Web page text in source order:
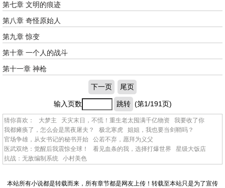
第七章 文明的痕迹
第八章 奇怪原始人
第九章 惊变
第十章 一个人的战斗
第十一章 神枪
下一页 尾页
输入页数 跳转 (第1/191页)
猜你喜欢： 大梦主 天灾末日，不慌！重生老太囤满千亿物资
我要收了你
我都瘫痪了，怎么会是黑夜屠夫？
极北寒虎
姐姐，我也要当剑鞘吗？
官场争雄，从女书记的秘书开始
公若不弃，愿拜为义父
医武双绝：觉醒后我震惊全球！
看见血条的我，选择打爆世界
星级大饭店
抗战：无敌编制系统
小村美色
本站所有小说都是转载而来，所有章节都是网友上传！转载至本站只是为了宣传